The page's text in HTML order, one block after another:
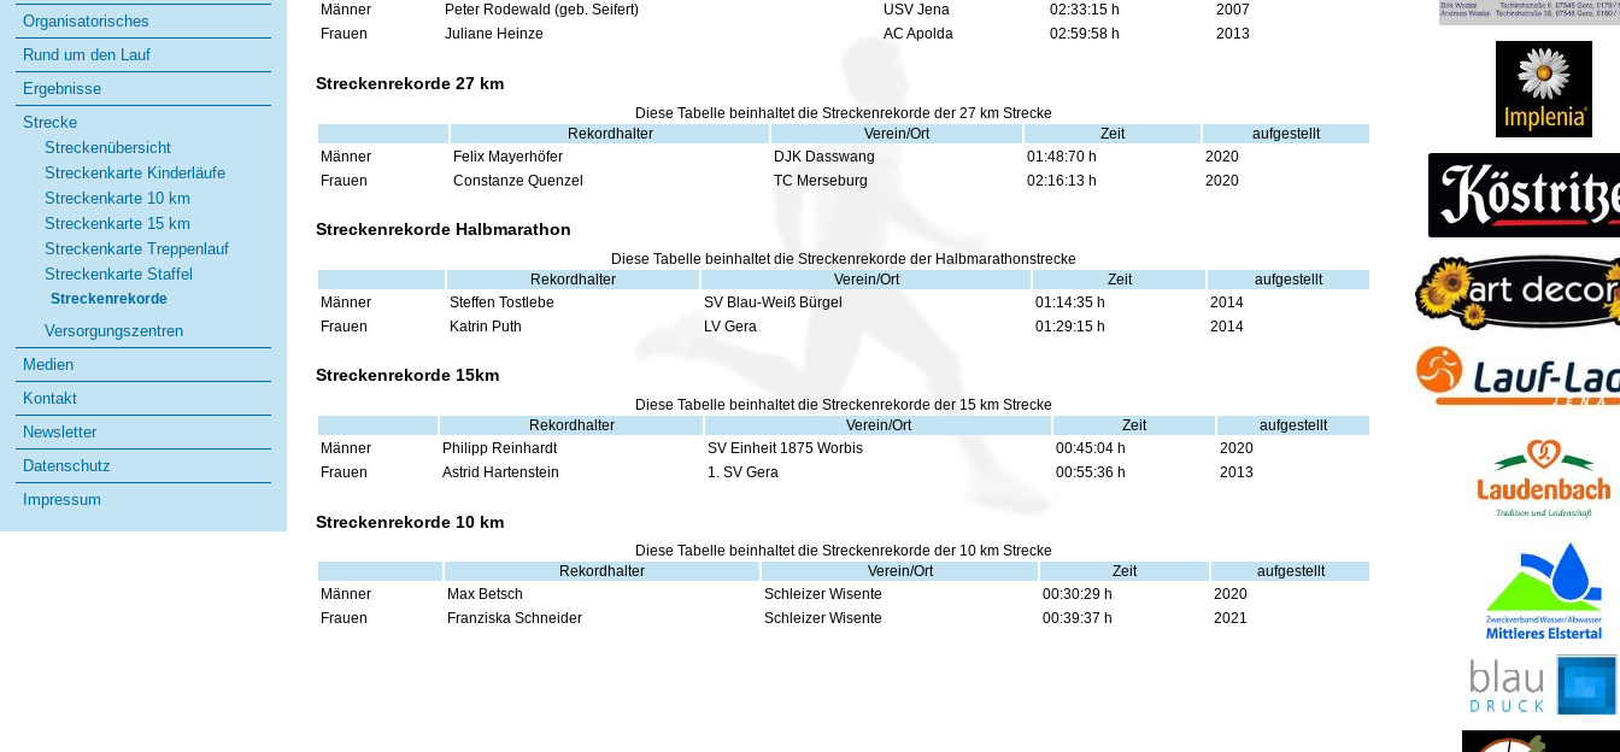
Männer
Peter Rodewald (geb. Seifert) USV Jena 02:33:15 h
2007
Frauen
Juliane Heinze AC Apolda 02:59:58 h 2013
Streckenrekorde 27 km
Diese Tabelle beinhaltet die Streckenrekorde der 27 km Strecke
Rekordhalter
Verein/Ort Zeit
aufgestellt
Männer
Felix Mayerhöfer DJK Dasswang 01:48:70 h
2020
Frauen
Constanze Quenzel TC Merseburg 02:16:13 h 2020
Streckenrekorde Halbmarathon
Diese Tabelle beinhaltet die Streckenrekorde der Halbmarathonstrecke
Rekordhalter
Verein/Ort Zeit
aufgestellt
Männer
Steffen Tostlebe SV Blau-Weiß Bürgel 01:14:35 h
2014
Frauen
Katrin Puth LV Gera 01:29:15 h 2014
Streckenrekorde 15km
Diese Tabelle beinhaltet die Streckenrekorde der 15 km Strecke
Rekordhalter
Verein/Ort Zeit
aufgestellt
Männer
Philipp Reinhardt SV Einheit 1875 Worbis 00:45:04 h
2020
Frauen
Astrid Hartenstein 1. SV Gera 00:55:36 h 2013
Streckenrekorde 10 km
Diese Tabelle beinhaltet die Streckenrekorde der 10 km Strecke
Rekordhalter
Verein/Ort Zeit
aufgestellt
Männer
Max Betsch Schleizer Wisente 00:30:29 h
2020
Frauen
Franziska Schneider Schleizer Wisente 00:39:37 h 2021
Organisatorisches
Rund um den Lauf
Ergebnisse
Strecke
Streckenübersicht
Streckenkarte Kinderläufe
Streckenkarte 10 km
Streckenkarte 15 km
Streckenkarte Treppenlauf
Streckenkarte Staffel
Streckenrekorde
Versorgungszentren
Medien
Kontakt
Newsletter
Datenschutz
Impressum